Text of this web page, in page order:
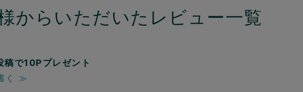
からいただいたレビュー一覧
で10Pプレゼント
く ≫